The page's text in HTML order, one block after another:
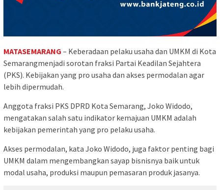
MATASEMARANG – Keberadaan pelaku usaha dan UMKM di Kota
Semarangmenjadi sorotan fraksi Partai Keadilan Sejahtera
(PKS). Kebijakan yang pro usaha dan akses permodalan agar
lebih dipermudah.
Anggota fraksi PKS DPRD Kota Semarang, Joko Widodo,
mengatakan salah satu indikator kemajuan UMKM adalah
kebijakan pemerintah yang pro pelaku usaha.
Akses permodalan, kata Joko Widodo, juga faktor penting bagi
UMKM dalam mengembangkan sayap bisnisnya baik untuk
modal usaha, produksi maupun pemasaran produk jasanya.